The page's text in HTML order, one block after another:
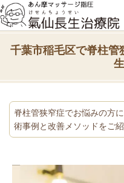
千葉市稲毛区で脊柱管
脊柱管狭窄症でお悩みの方
術事例と改善メソッドをご紹